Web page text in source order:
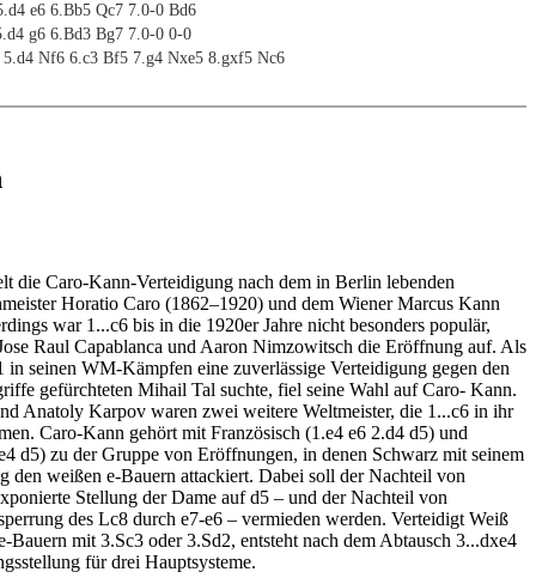
e6 6.Bb5 Qc7 7.0-0 Bd6
g6 6.Bd3 Bg7 7.0-0 0-0
5.d4 Nf6 6.c3 Bf5 7.g4 Nxe5 8.gxf5 Nc6
die Caro-Kann-Verteidigung nach dem in Berlin lebenden
Horatio Caro (1862–1920) und dem Wiener Marcus Kann
war 1...c6 bis in die 1920er Jahre nicht besonders populär,
Raul Capablanca und Aaron Nimzowitsch die Eröffnung auf. Als
seinen WM-Kämpfen eine zuverlässige Verteidigung gegen den
gefürchteten Mihail Tal suchte, fiel seine Wahl auf Caro- Kann.
Anatoly Karpov waren zwei weitere Weltmeister, die 1...c6 in ihr
Caro-Kann gehört mit Französisch (1.e4 e6 2.d4 d5) und
d5) zu der Gruppe von Eröffnungen, in denen Schwarz mit seinem
den weißen e-Bauern attackiert. Dabei soll der Nachteil von
Stellung der Dame auf d5 – und der Nachteil von
des Lc8 durch e7-e6 – vermieden werden. Verteidigt Weiß
Bauern mit 3.Sc3 oder 3.Sd2, entsteht nach dem Abtausch 3...dxe4
für drei Hauptsysteme.